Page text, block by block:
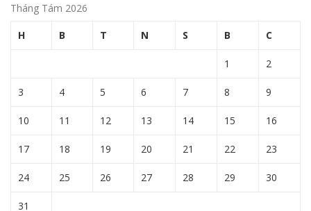
Tháng Tám 2026
H B T N S B C
1 2
3 4 5 6 7 8 9
10 11 12 13 14 15 16
17 18 19 20 21 22 23
24 25 26 27 28 29 30
31